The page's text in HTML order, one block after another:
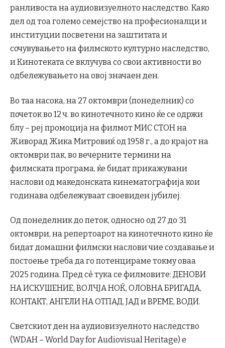
ранливоста на аудиовизуелното наследство. Како
дел од тоа големо семејство на професионалци и
институции посветени на заштитата и
сочувувањето на филмското културно наследство,
и Кинотеката се вклучува со свои активности во
одбележувањето на овој значаен ден.
Во таа насока, на 27 октомври (понеделник) со
почеток во 12 ч. во кинотечното кино ќе се одржи
блу – реј промоција на филмот МИС СТОН на
Живорад Жика Митровиќ од 1958 г., а до крајот на
октомври пак, во вечерните термини на
филмската програма, ќе бидат прикажувани
наслови од македонската кинематографија кои
годинава одбележуваат своевиден јубилеј.
Од понеделник до петок, односно од 27 до 31
октомври, на репертоарот на кинотечното кино ќе
бидат домашни филмски наслови чие создавање и
постоење треба да го потенцираме токму оваа
2025 година. Пред сè тука се филмовите: ДЕНОВИ
НА ИСКУШЕНИЕ, ВОЛЧЈА НОЌ, ОЛОВНА БРИГАДА,
КОНТАКТ, АНГЕЛИ НА ОТПАД, ЈАД и ВРЕМЕ, ВОДИ.
Светскиот ден на аудиовизуелното наследство
(WDAH – World Day for Audiovisual Heritage) е